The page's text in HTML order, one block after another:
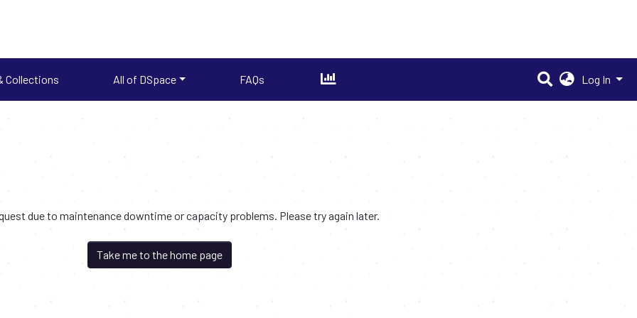
Collections All of DSpace FAQs Log In
due to maintenance downtime or capacity problems. Please try again later.
Take me to the home page